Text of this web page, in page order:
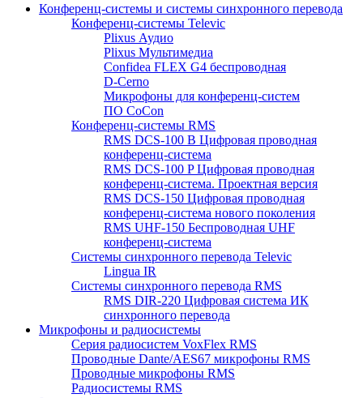
Конференц-системы и системы синхронного перевода
Конференц-системы Televic
Plixus Аудио
Plixus Мультимедиа
Confidea FLEX G4 беспроводная
D-Cerno
Микрофоны для конференц-систем
ПО CoCon
Конференц-системы RMS
RMS DCS-100 B Цифровая проводная
конференц-система
RMS DCS-100 P Цифровая проводная
конференц-система. Проектная версия
RMS DCS-150 Цифровая проводная
конференц-система нового поколения
RMS UHF-150 Беспроводная UHF
конференц-система
Системы синхронного перевода Televic
Lingua IR
Системы синхронного перевода RMS
RMS DIR-220 Цифровая система ИК
синхронного перевода
Микрофоны и радиосистемы
Серия радиосистем VoxFlex RMS
Проводные Dante/AES67 микрофоны RMS
Проводные микрофоны RMS
Радиосистемы RMS